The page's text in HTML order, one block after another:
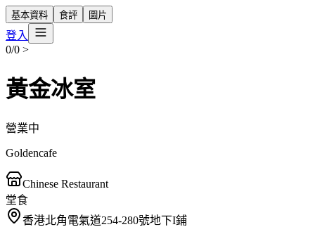
基本資料 食評 圖片
登入
0/0 >
黃金冰室
營業中
Goldencafe
Chinese Restaurant
堂食
香港北角電氣道254-280號地下I鋪